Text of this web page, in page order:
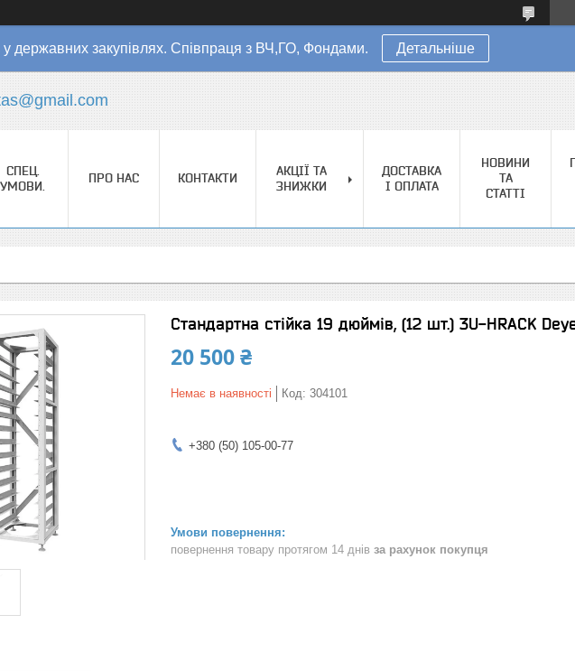
у державних закупівлях. Співпраця з ВЧ,ГО, Фондами. Детальніше
СПЕЦ.
УМОВИ.
ПРО НАС КОНТАКТИ
АКЦІЇ ТА
ЗНИЖКИ
ДОСТАВКА
І ОПЛАТА
НОВИНИ
ТА
СТАТТІ
Стандартна стійка 19 дюймів, (12 шт.) 3U-HRACK
20 500 ₴
Немає в наявності Код: 304101
+380 (50) 105-00-77
повернення товару протягом 14 днів за рахунок покупця